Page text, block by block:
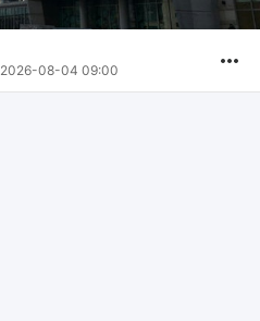
2026-08-04 09:00